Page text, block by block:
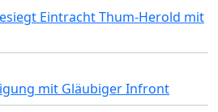
Eintracht Thum-Herold mit
mit Gläubiger Infront